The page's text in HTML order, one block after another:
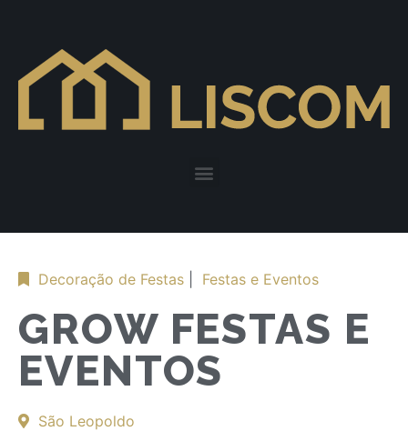
Decoração de Festas Festas e Eventos
GROW FESTAS E
EVENTOS
São Leopoldo